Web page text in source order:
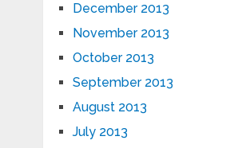
December 2013
November 2013
October 2013
September 2013
August 2013
July 2013